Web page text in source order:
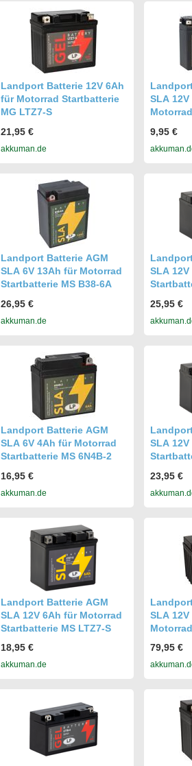
Landport Batterie 12V 6Ah
für Motorrad Startbatterie
MG LTZ7-S
21,95 €
akkuman.de
SLA
9,95 €
Landport Batterie AGM
SLA 6V 13Ah für Motorrad
Startbatterie MS B38-6A
26,95 €
akkuman.de
SLA
25,95 €
Landport Batterie AGM
SLA 6V 4Ah für Motorrad
Startbatterie MS 6N4B-2
16,95 €
akkuman.de
SLA
23,95 €
Landport Batterie AGM
SLA 12V 6Ah für Motorrad
Startbatterie MS LTZ7-S
18,95 €
akkuman.de
SLA
79,95 €